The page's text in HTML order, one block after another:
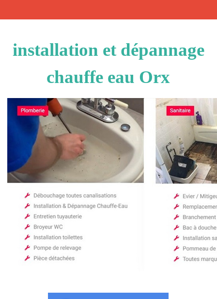
installation et dépannage
chauffe eau Orx